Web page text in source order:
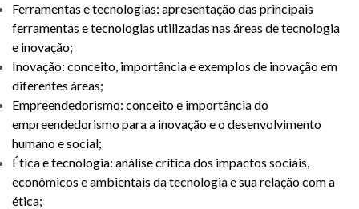
Ferramentas e tecnologias: apresentação das principais
ferramentas e tecnologias utilizadas nas áreas de tecnologia
e inovação;
Inovação: conceito, importância e exemplos de inovação em
diferentes áreas;
Empreendedorismo: conceito e importância do
empreendedorismo para a inovação e o desenvolvimento
humano e social;
Ética e tecnologia: análise crítica dos impactos sociais,
econômicos e ambientais da tecnologia e sua relação com a
ética;